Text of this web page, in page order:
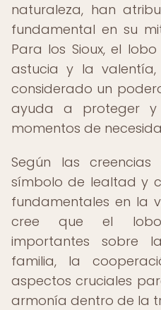
naturaleza, han
fundamental en su
Para los Sioux, el
astucia y la
considerado un
ayuda a proteger
momentos de
Según las
símbolo de lealtad y
fundamentales en la
cree que el lobo
importantes sobre
familia, la
aspectos cruciales
armonía dentro de la